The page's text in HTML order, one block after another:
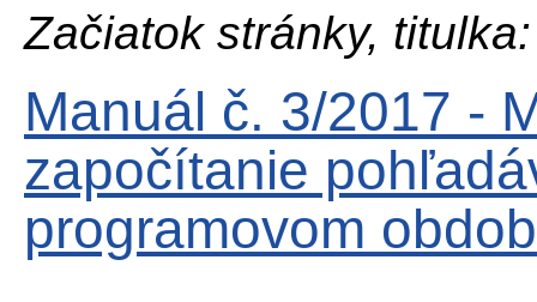
Začiatok stránky, titulka:
Manuál č. 3/2017 -
započítanie
programovom